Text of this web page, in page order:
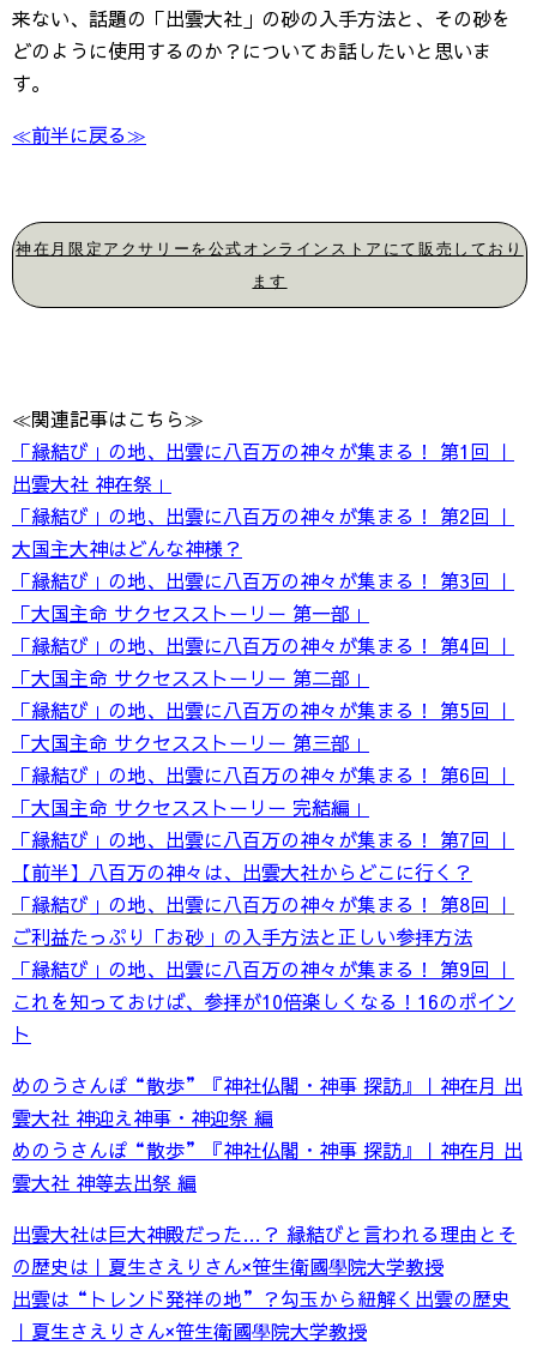
来ない、話題の「出雲大社」の砂の入手方法と、その砂を
どのように使用するのか？についてお話したいと思いま
す。
≪前半に戻る≫
神在月限定アクサリーを公式オンラインストアにて販売しており
ます
≪関連記事はこちら≫
「縁結び」の地、出雲に八百万の神々が集まる！ 第1回 ｜
出雲大社 神在祭」
「縁結び」の地、出雲に八百万の神々が集まる！ 第2回 ｜
大国主大神はどんな神様？
「縁結び」の地、出雲に八百万の神々が集まる！ 第3回 ｜
「大国主命 サクセスストーリー 第一部」
「縁結び」の地、出雲に八百万の神々が集まる！ 第4回 ｜
「大国主命 サクセスストーリー 第二部」
「縁結び」の地、出雲に八百万の神々が集まる！ 第5回 ｜
「大国主命 サクセスストーリー 第三部」
「縁結び」の地、出雲に八百万の神々が集まる！ 第6回 ｜
「大国主命 サクセスストーリー 完結編」
「縁結び」の地、出雲に八百万の神々が集まる！ 第7回 ｜
【前半】八百万の神々は、出雲大社からどこに行く？
「縁結び」の地、出雲に八百万の神々が集まる！ 第8回 ｜
ご利益たっぷり「お砂」の入手方法と正しい参拝方法
「縁結び」の地、出雲に八百万の神々が集まる！ 第9回 ｜
これを知っておけば、参拝が10倍楽しくなる！16のポイン
ト
めのうさんぽ“散歩”『神社仏閣・神事 探訪』｜神在月 出
雲大社 神迎え神事・神迎祭 編
めのうさんぽ“散歩”『神社仏閣・神事 探訪』｜神在月 出
雲大社 神等去出祭 編
出雲大社は巨大神殿だった…？ 縁結びと言われる理由とそ
の歴史は｜夏生さえりさん×笹生衛國學院大学教授
出雲は“トレンド発祥の地”？勾玉から紐解く出雲の歴史
｜夏生さえりさん×笹生衛國學院大学教授